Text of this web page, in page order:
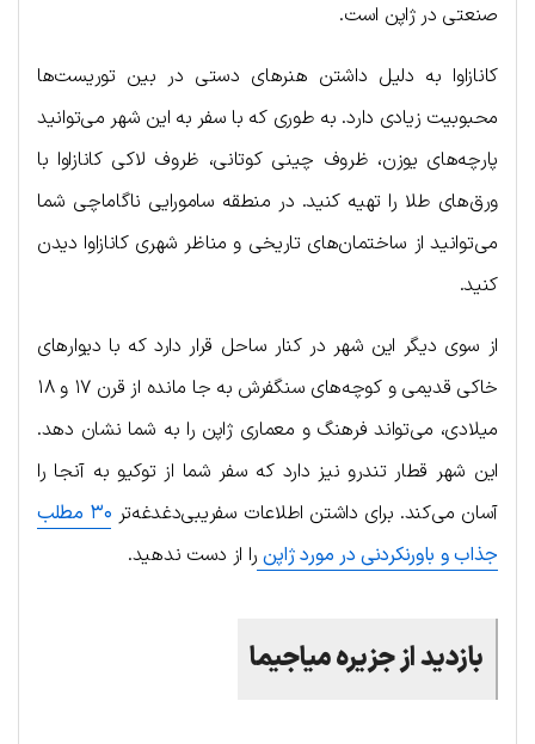
صنعتی در ژاپن است.
کانازاوا به دلیل داشتن هنرهای دستی در بین توریست‌ها
محبوبیت زیادی دارد. به طوری که با سفر به این شهر می‌توانید
پارچه‌های یوزن، ظروف چینی کوتانی، ظروف لاکی کانازاوا با
ورق‌های طلا را تهیه کنید. در منطقه سامورایی ناگاماچی شما
می‌توانید از ساختمان‌های تاریخی و مناظر شهری کانازاوا دیدن
کنید.
از سوی دیگر این شهر در کنار ساحل قرار دارد که با دیوارهای
خاکی قدیمی و کوچه‌های سنگفرش به جا مانده از قرن ۱۷ و ۱۸
میلادی، می‌تواند فرهنگ و معماری ژاپن را به شما نشان دهد.
این شهر قطار تندرو نیز دارد که سفر شما از توکیو به آنجا را
آسان می‌کند. برای داشتن اطلاعات سفریبی‌دغدغه‌تر
۳۰ مطلب
جذاب و باورنکردنی در مورد ژاپن را از دست ندهید.
بازدیدازجزیرهمیاجیما